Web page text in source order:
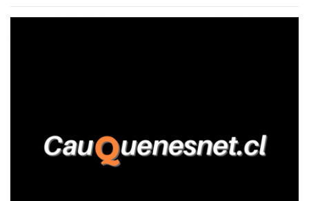
relató que los hechos ocurrieron cerca de las 11:30 horas en el
trabajadores, el edil descendió del vehículo y, en medio de la
confrontación, la habría tomado de los hombros, empujado al
suelo y agredido con golpes de pies y manos, mientr...